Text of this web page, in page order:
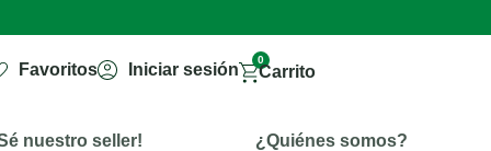
Favoritos Iniciar sesión
0
Carrito
nuestro seller! ¿Quiénes somos?